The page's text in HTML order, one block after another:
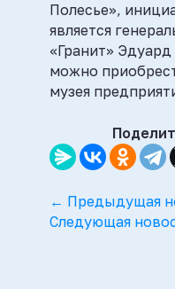
Полесье»,
является
«Гранит»
можно
музея
← Предыдущая
Следующая